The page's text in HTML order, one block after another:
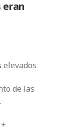
eran
elevados
de las